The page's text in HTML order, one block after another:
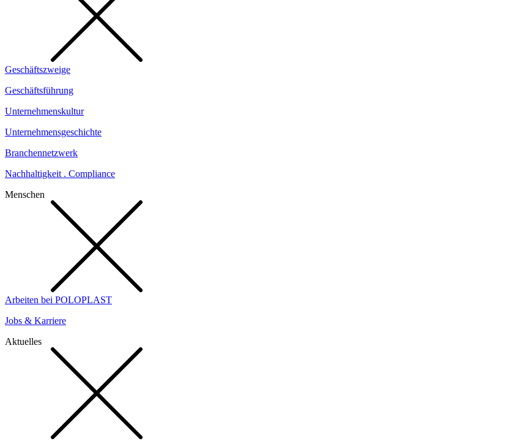
Geschäftszweige
Geschäftsführung
Unternehmenskultur
Unternehmensgeschichte
Branchennetzwerk
Nachhaltigkeit . Compliance
Menschen
Arbeiten bei POLOPLAST
Jobs & Karriere
Aktuelles